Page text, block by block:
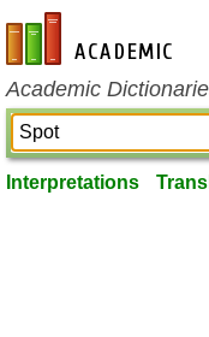
en-academic.com
Academic
Interpretations